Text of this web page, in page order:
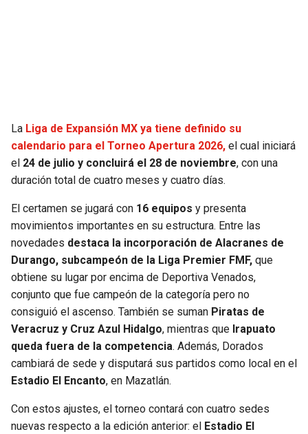
PANTHERS
SAINTS
BUCCANEERS
THUNDER
JAZZ
La Liga de Expansión MX ya tiene definido su
calendario para el Torneo Apertura 2026, el cual iniciará
el 24 de julio y concluirá el 28 de noviembre, con una
duración total de cuatro meses y cuatro días.
El certamen se jugará con 16 equipos y presenta
movimientos importantes en su estructura. Entre las
novedades destaca la incorporación de Alacranes de
Durango, subcampeón de la Liga Premier FMF, que
obtiene su lugar por encima de Deportiva Venados,
conjunto que fue campeón de la categoría pero no
consiguió el ascenso. También se suman Piratas de
Veracruz y Cruz Azul Hidalgo, mientras que Irapuato
queda fuera de la competencia. Además, Dorados
cambiará de sede y disputará sus partidos como local en el
Estadio El Encanto, en Mazatlán.
Con estos ajustes, el torneo contará con cuatro sedes
nuevas respecto a la edición anterior: el Estadio El